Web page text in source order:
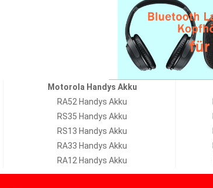
Motorola Handys Akku
RA52 Handys Akku
RS35 Handys Akku
RS13 Handys Akku
RA33 Handys Akku
RA12 Handys Akku